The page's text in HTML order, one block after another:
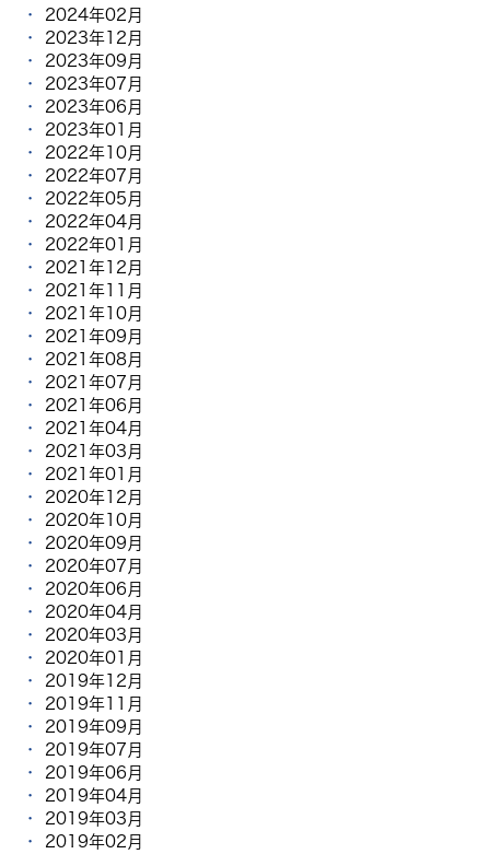
2024年02月
2023年12月
2023年09月
2023年07月
2023年06月
2023年01月
2022年10月
2022年07月
2022年05月
2022年04月
2022年01月
2021年12月
2021年11月
2021年10月
2021年09月
2021年08月
2021年07月
2021年06月
2021年04月
2021年03月
2021年01月
2020年12月
2020年10月
2020年09月
2020年07月
2020年06月
2020年04月
2020年03月
2020年01月
2019年12月
2019年11月
2019年09月
2019年07月
2019年06月
2019年04月
2019年03月
2019年02月